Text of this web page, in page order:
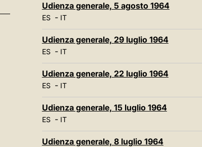
Udienza generale, 5 agosto 1964
ES- IT
Udienza generale, 29 luglio 1964
ES- IT
Udienza generale, 22 luglio 1964
ES- IT
Udienza generale, 15 luglio 1964
ES- IT
Udienza generale, 8 luglio 1964